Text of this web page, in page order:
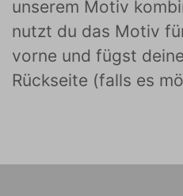
unserem Motiv
nutzt du das Motiv
vorne und fügst
Rückseite (falls es